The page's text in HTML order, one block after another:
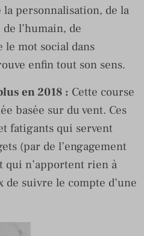
la personnalisation, de la
l’humain, de
mot social dans
enfin tout son sens.
en 2018 : Cette course
basée sur du vent. Ces
fatigants qui servent
(par de l’engagement
qui n’apportent rien à
suivre le compte d’une